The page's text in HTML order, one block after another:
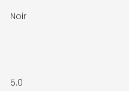
Noir
5.0